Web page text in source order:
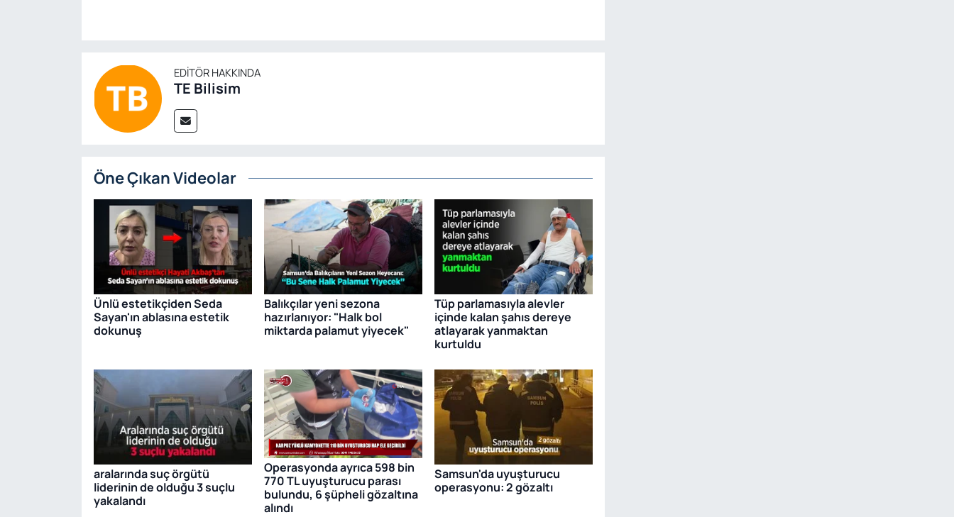
EDITÖR HAKKINDA
TE Bilisim
Öne Çıkan Videolar
Ünlü estetikçiden Seda
Sayan'ın ablasına estetik
dokunuş
Balıkçılar yeni sezona
hazırlanıyor: "Halk bol
miktarda palamut yiyecek"
Tüp parlamasıyla alevler
içinde kalan şahıs dereye
atlayarak yanmaktan
kurtuldu
aralarında suç örgütü
liderinin de olduğu 3 suçlu
yakalandı
Operasyonda ayrıca 598 bin
770 TL uyuşturucu parası
bulundu, 6 şüpheli gözaltına
alındı
Samsun'da uyuşturucu
operasyonu: 2 gözaltı